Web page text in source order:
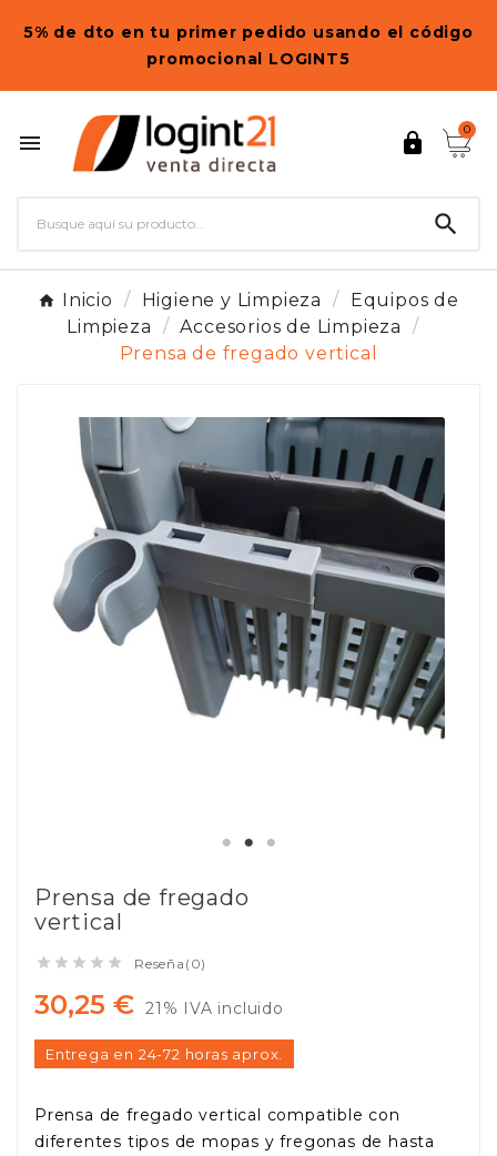
5% de dto en tu primer pedido usando el código
promocional LOGINT5
 
0

Inicio Higiene y Limpieza
Equipos de
Limpieza
Accesorios de Limpieza
Prensa de fregado vertical
Prensa de fregado
vertical
     Reseña(0)
30,25 € 21% IVA incluido
Entrega en 24-72 horas aprox.
Prensa de fregado vertical compatible con
diferentes tipos de mopas y fregonas de hasta